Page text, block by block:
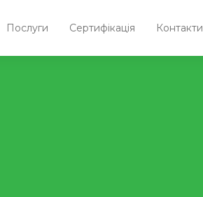
Послуги Сертифікація Контакти